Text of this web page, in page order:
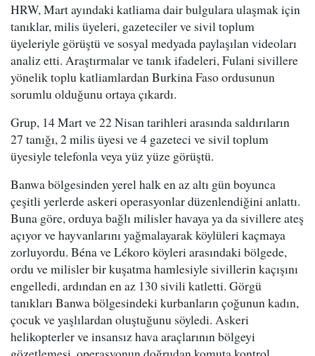
HRW, Mart ayındaki katliama dair bulgulara ulaşmak için
tanıklar, milis üyeleri, gazeteciler ve sivil toplum
üyeleriyle görüştü ve sosyal medyada paylaşılan videoları
analiz etti. Araştırmalar ve tanık ifadeleri, Fulani sivillere
yönelik toplu katliamlardan Burkina Faso ordusunun
sorumlu olduğunu ortaya çıkardı.
Grup, 14 Mart ve 22 Nisan tarihleri arasında saldırıların
27 tanığı, 2 milis üyesi ve 4 gazeteci ve sivil toplum
üyesiyle telefonla veya yüz yüze görüştü.
Banwa bölgesinden yerel halk en az altı gün boyunca
çeşitli yerlerde askeri operasyonlar düzenlendiğini anlattı.
Buna göre, orduya bağlı milisler havaya ya da sivillere ateş
açıyor ve hayvanlarını yağmalayarak köylüleri kaçmaya
zorluyordu. Béna ve Lékoro köyleri arasındaki bölgede,
ordu ve milisler bir kuşatma hamlesiyle sivillerin kaçışını
engelledi, ardından en az 130 sivili katletti. Görgü
tanıkları Banwa bölgesindeki kurbanların çoğunun kadın,
çocuk ve yaşlılardan oluştuğunu söyledi. Askeri
helikopterler ve insansız hava araçlarının bölgeyi